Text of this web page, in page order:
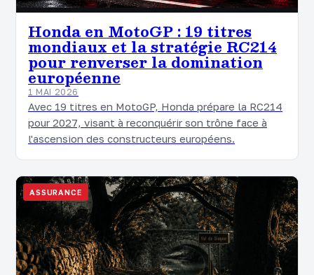
Honda en MotoGP : 19 titres
mondiaux et la stratégie RC214
pour renverser la domination
européenne
1 MAI 2026
Avec 19 titres en MotoGP, Honda prépare la RC214
pour 2027, visant à reconquérir son trône face à
l'ascension des constructeurs européens.
ASSURANCE